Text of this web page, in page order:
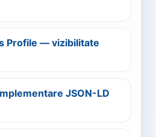
Profile — vizibilitate
JSON-LD